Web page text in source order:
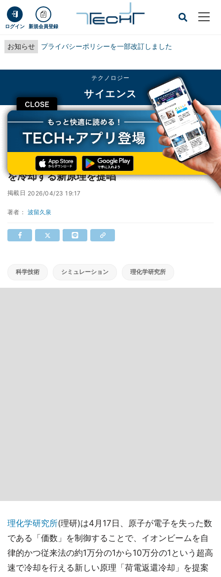
ログイン 新規会員登録
お知らせ プライバシーポリシーを一部改訂しました
CLOSE
テクノロジー
サイエンス
TECH+ テクノロジー
サイエンス
理研、従来の10万倍も高速に重イオンビームを冷却する新原理を提唱
理研、従来の10万倍も高速に重イオンビーム
を冷却する新原理を提唱
掲載日 2026/04/23 19:17
著者： 波留久泉
科学技術 シミュレーション 理化学研究所
理化学研究所(理研)は4月17日、原子が電子を失った数
である「価数」を制御することで、イオンビームを自
律的かつ従来法の約1万分の1から10万分の1という超高
速で冷却を行える新しい原理「荷電返還冷却」を提案